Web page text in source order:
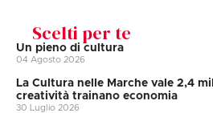
Scelti per te
Un pieno di cultura
04 Agosto 2026
La Cultura nelle Marche vale 2,4
creatività trainano economia
30 Luglio 2026